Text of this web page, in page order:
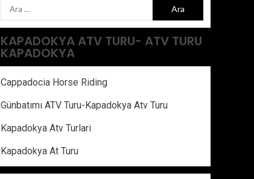
KAPADOKYA ATV TURU- ATV TURU
KAPADOKYA
Cappadocia Horse Riding
Günbatımı ATV Turu-Kapadokya Atv Turu
Kapadokya Atv Turlari
Kapadokya At Turu